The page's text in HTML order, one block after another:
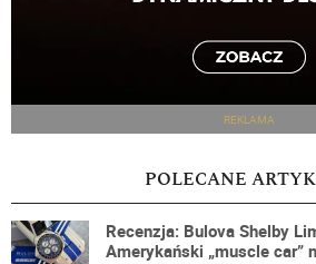
REKLAMA
POLECANE
Recenzja: Bulova Shelby
Amerykański „muscle car”